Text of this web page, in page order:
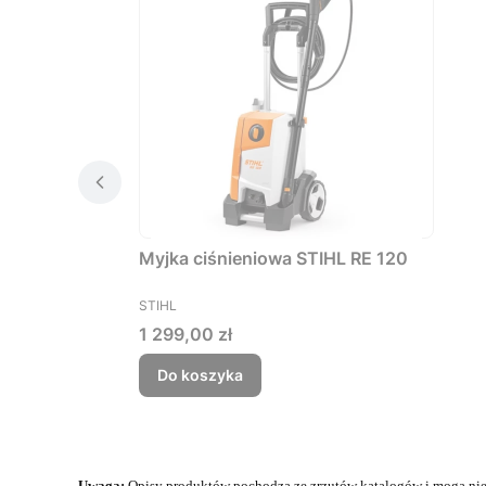
Myjka ciśnieniowa STIHL RE 120
PRODUCENT
STIHL
Cena
1 299,00 zł
Do koszyka